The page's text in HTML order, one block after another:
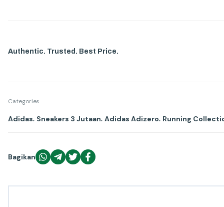
Authentic. Trusted. Best Price.
Categories
Adidas Sneakers 3 Jutaan Adidas Adizero Running
Bagikan